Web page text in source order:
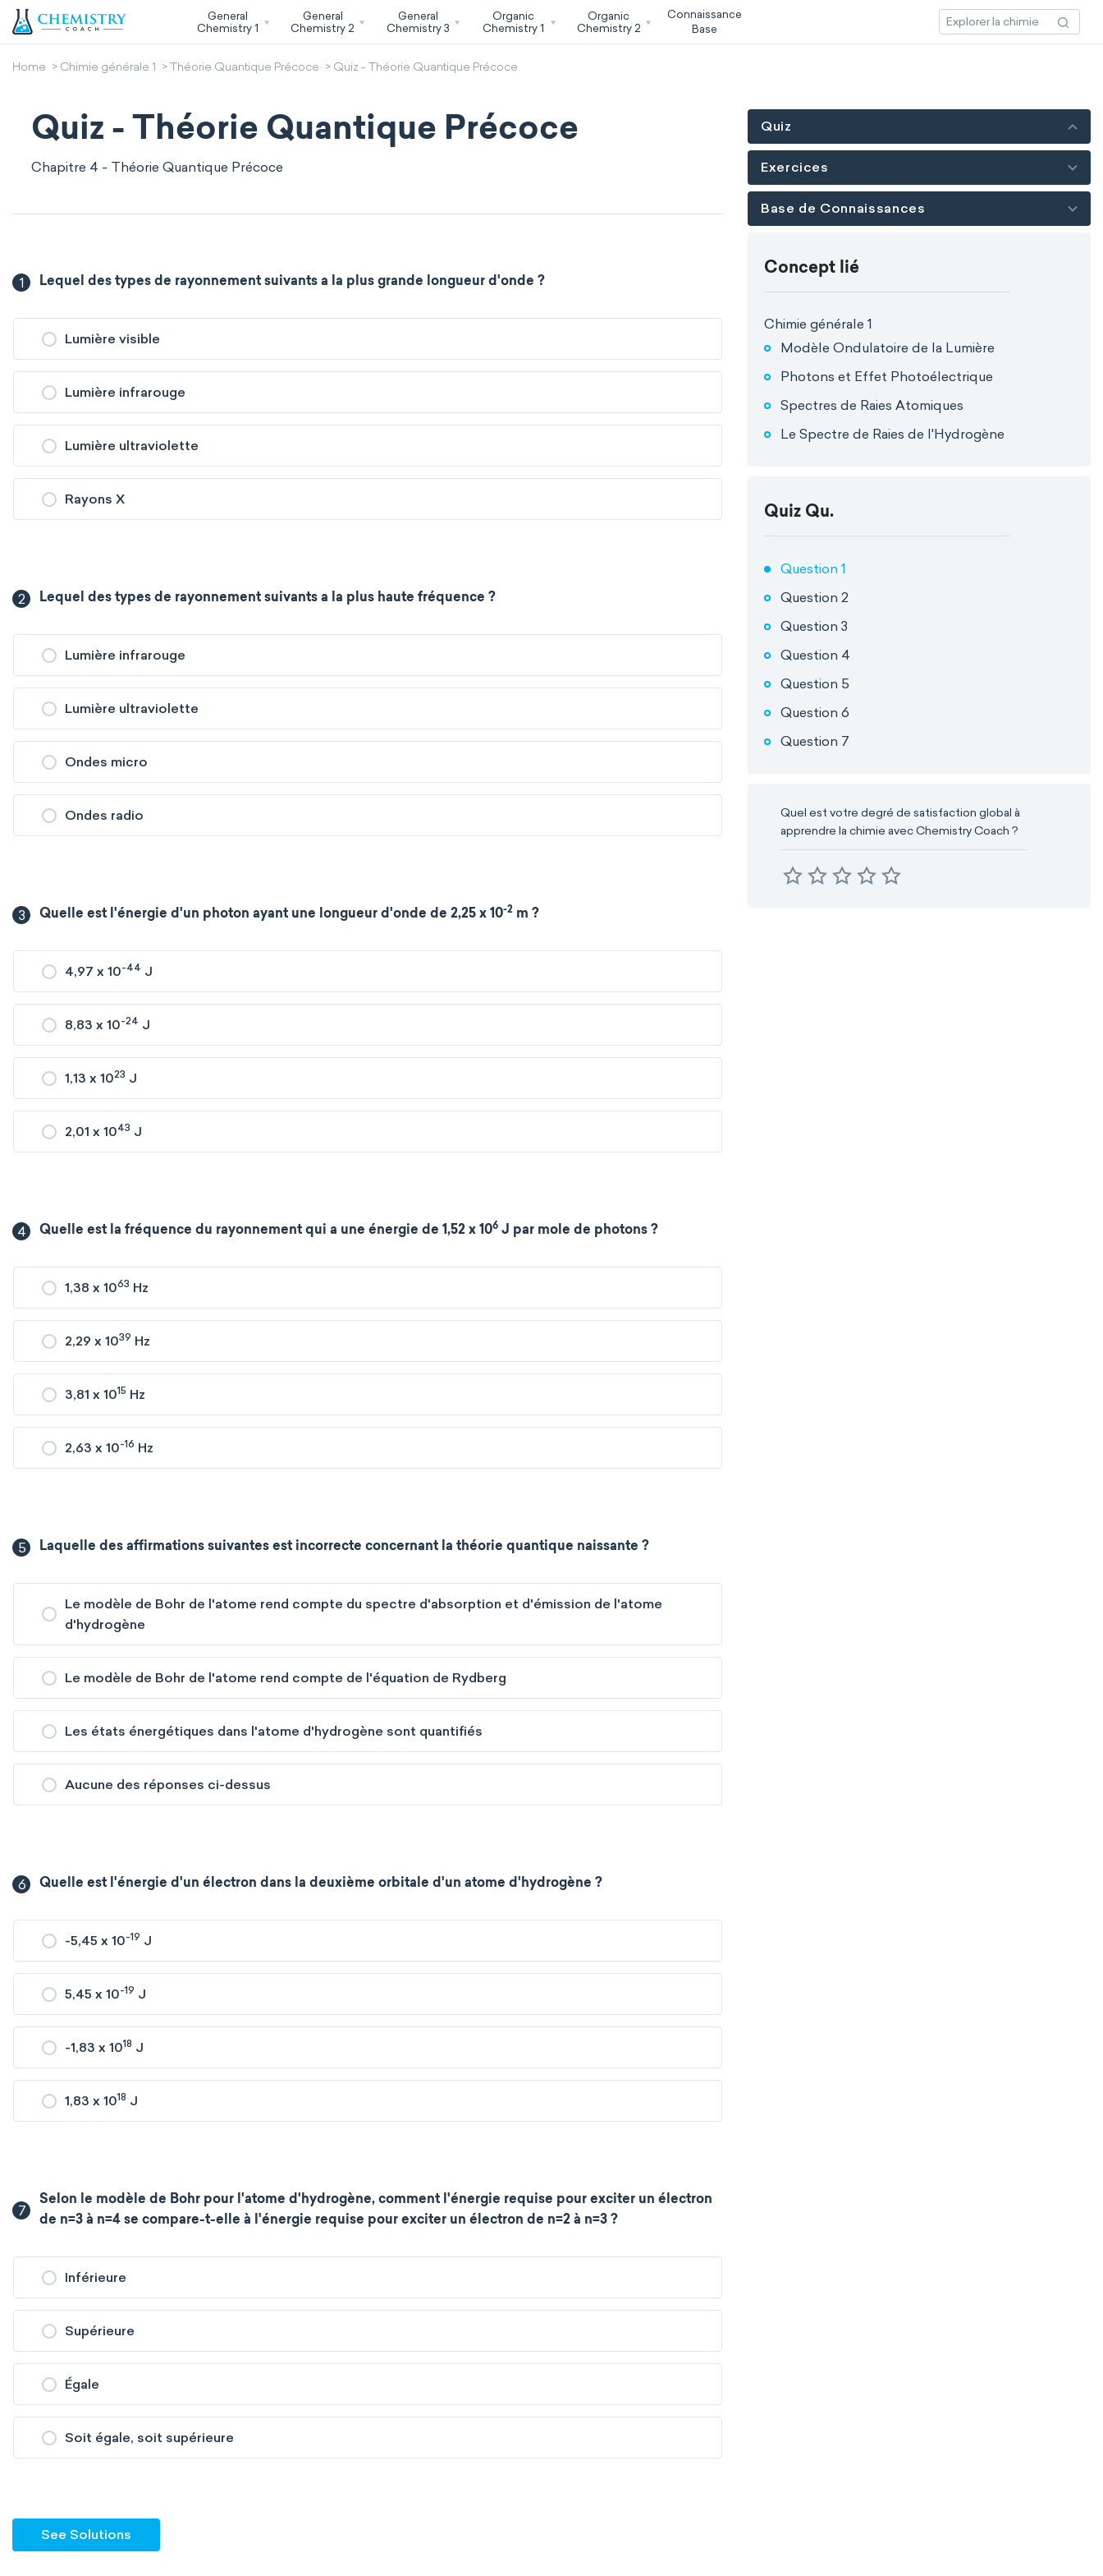
General
Chemistry 1
General
Chemistry 2
General
Chemistry 3
Organic
Chemistry 1
Organic
Chemistry 2
Connaissance
Base
Home Chimie générale 1 Théorie Quantique Précoce Quiz - Théorie Quantique Précoce
Quiz - Théorie Quantique Précoce
Chapitre 4 - Théorie Quantique Précoce
1 Lequel des types de rayonnement suivants a la plus grande longueur d'onde ?
Lumière visible
Lumière infrarouge
Lumière ultraviolette
Rayons X
2 Lequel des types de rayonnement suivants a la plus haute fréquence ?
Lumière infrarouge
Lumière ultraviolette
Ondes micro
Ondes radio
3 Quelle est l'énergie d'un photon ayant une longueur d'onde de 2,25 x 10-2m ?
4,97 x 10-44 J
8,83 x 10-24 J
1,13 x 1023 J
2,01 x 1043 J
4 Quelle est la fréquence du rayonnement qui a une énergie de 1,52 x 106J par mole de photons ?
1,38 x 1063 Hz
2,29 x 1039 Hz
3,81 x 1015 Hz
2,63 x 10-16 Hz
5 Laquelle des affirmations suivantes est incorrecte concernant la théorie quantique naissante ?
Le modèle de Bohr de l'atome rend compte du spectre d'absorption et d'émission de l'atome
d'hydrogène
Le modèle de Bohr de l'atome rend compte de l'équation de Rydberg
Les états énergétiques dans l'atome d'hydrogène sont quantifiés
Aucune des réponses ci-dessus
6 Quelle est l'énergie d'un électron dans la deuxième orbitale d'un atome d'hydrogène ?
-5,45 x 10-19 J
5,45 x 10-19 J
-1,83 x 1018 J
1,83 x 1018 J
7
Selon le modèle de Bohr pour l'atome d'hydrogène, comment l'énergie requise pour exciter un électron
de n=3 à n=4 se compare-t-elle à l'énergie requise pour exciter un électron de n=2 à n=3 ?
Inférieure
Supérieure
Égale
Soit égale, soit supérieure
See Solutions
Quiz
Exercices
Base de Connaissances
Concept lié
Chimie générale 1
Modèle Ondulatoire de la Lumière
Photons et Effet Photoélectrique
Spectres de Raies Atomiques
Le Spectre de Raies de l'Hydrogène
Quiz Qu.
Question 1
Question 2
Question 3
Question 4
Question 5
Question 6
Question 7
Quel est votre degré de satisfaction global à
apprendre la chimie avec Chemistry Coach ?